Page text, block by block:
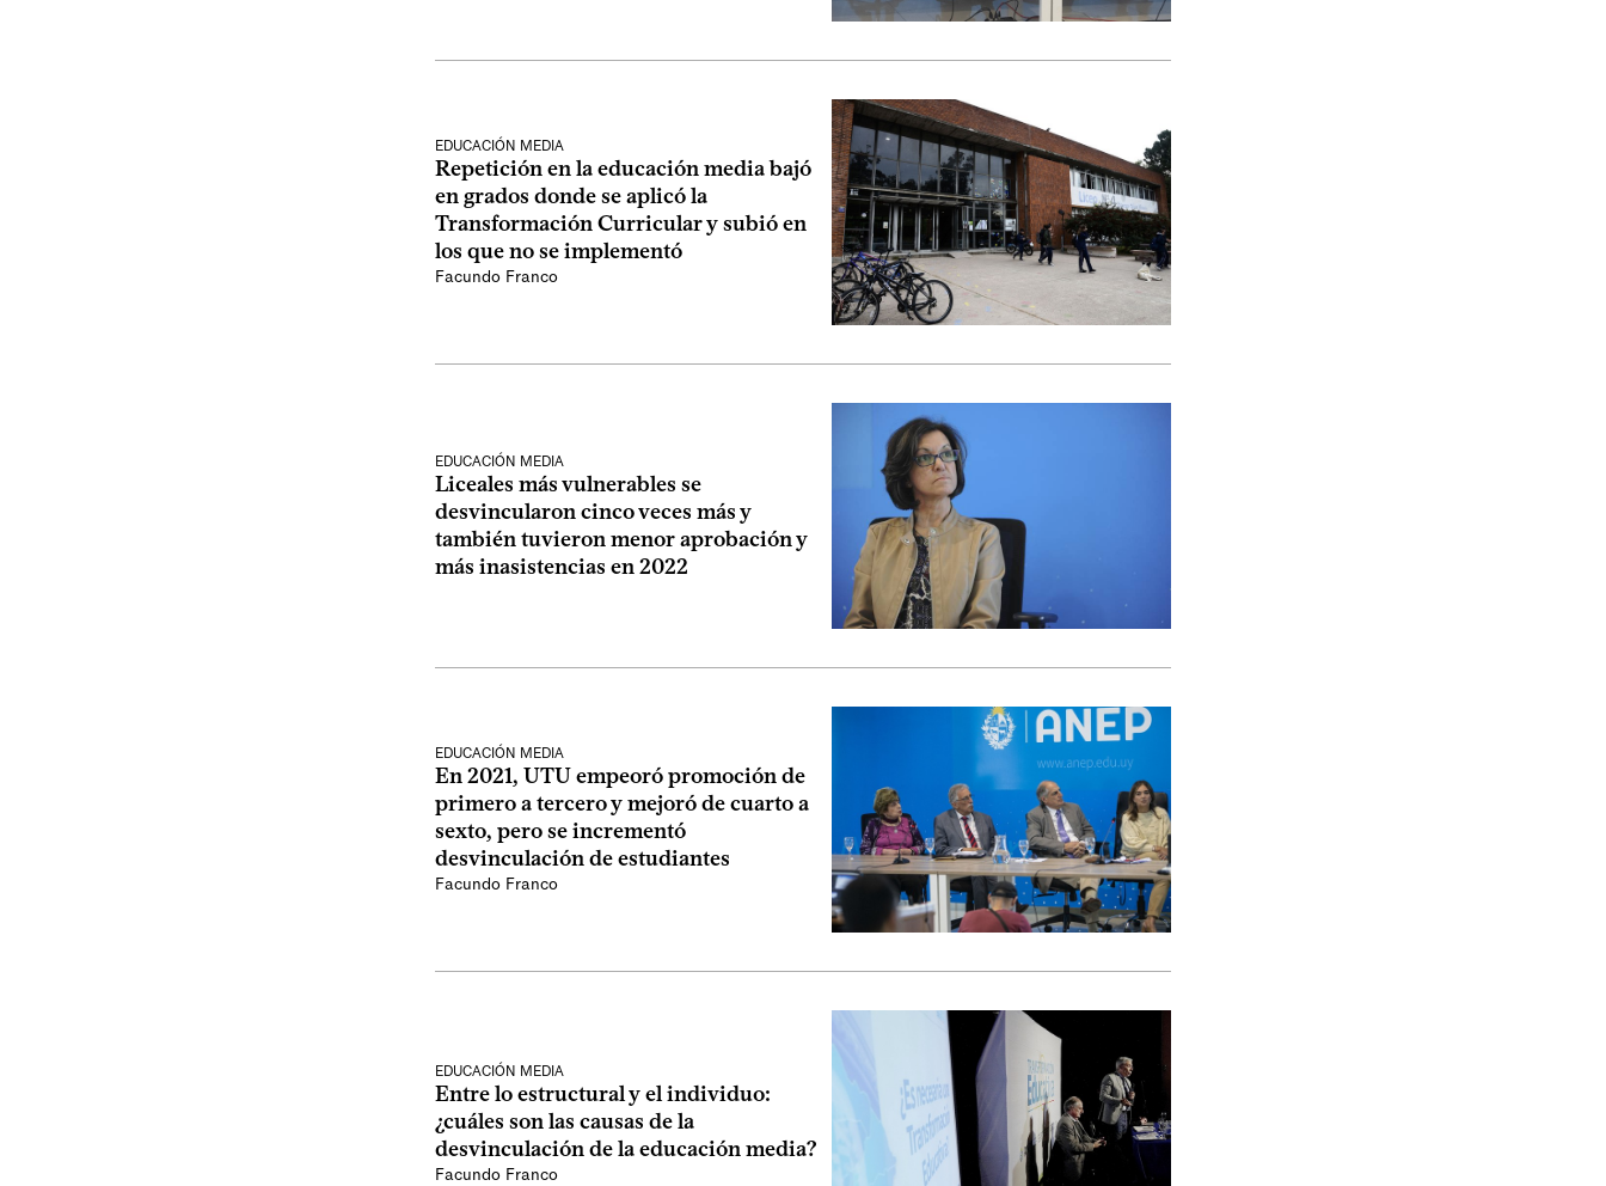
EDUCACIÓN MEDIA
Repetición en la educación media bajó
en grados donde se aplicó la
Transformación Curricular y subió en
los que no se implementó
Facundo Franco
EDUCACIÓN MEDIA
Liceales más vulnerables se
desvincularon cinco veces más y
también tuvieron menor aprobación y
más inasistencias en 2022
EDUCACIÓN MEDIA
En 2021, UTU empeoró promoción de
primero a tercero y mejoró de cuarto a
sexto, pero se incrementó
desvinculación de estudiantes
Facundo Franco
EDUCACIÓN MEDIA
Entre lo estructural y el individuo:
¿cuáles son las causas de la
desvinculación de la educación media?
Facundo Franco